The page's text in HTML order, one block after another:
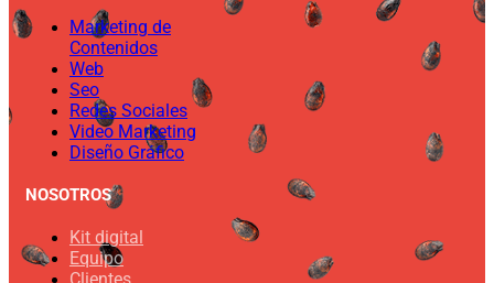
Marketing de
Contenidos
Web
Seo
Redes Sociales
Video Marketing
Diseño Gráfico
NOSOTROS
Kit digital
Equipo
Clientes